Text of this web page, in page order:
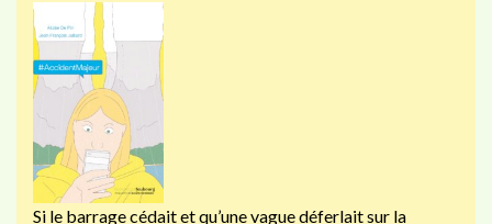
Si le barrage cédait et qu’une vague déferlait sur la